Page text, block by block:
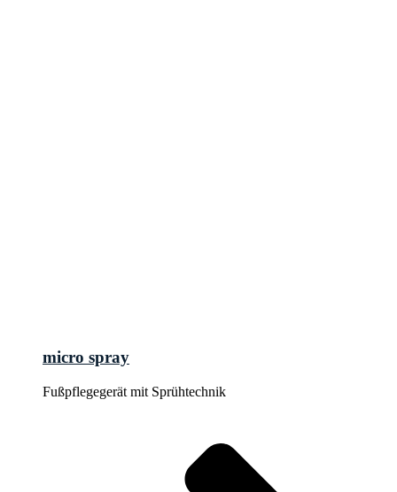
micro spray
Fußpflegegerät mit Sprühtechnik